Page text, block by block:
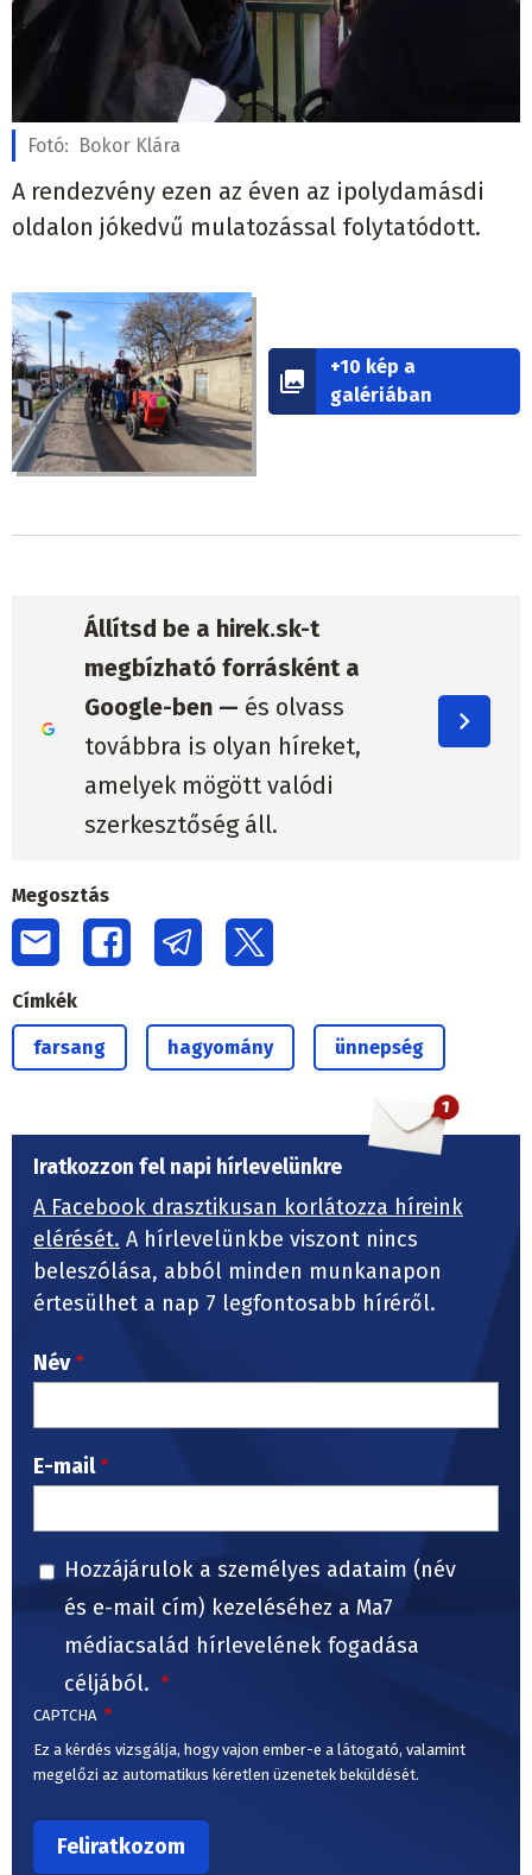
Fotó: Bokor Klára
A rendezvény ezen az éven az ipolydamásdi
oldalon jókedvű mulatozással folytatódott.
+10 kép a
galériában
Állítsd be a hirek.sk-t
megbízható forrásként a
Google-ben — és olvass
továbbra is olyan híreket,
amelyek mögött valódi
szerkesztőség áll.
Megosztás
Címkék
farsang hagyomány ünnepség
Iratkozzon fel napi hírlevelünkre
A Facebook drasztikusan korlátozza híreink
elérését. A hírlevelünkbe viszont nincs
beleszólása, abból minden munkanapon
értesülhet a nap 7 legfontosabb híréről.
Név
E-mail
Hozzájárulok a személyes adataim (név
és e-mail cím) kezeléséhez a Ma7
médiacsalád hírlevelének fogadása
céljából.
CAPTCHA
Ez a kérdés vizsgálja, hogy vajon ember-e a látogató, valamint
megelőzi az automatikus kéretlen üzenetek beküldését.